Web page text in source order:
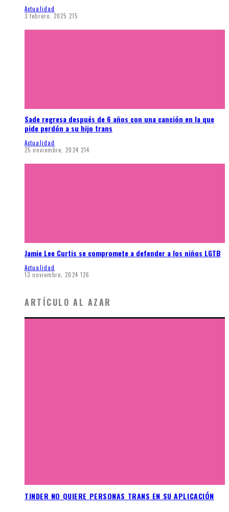
Actualidad
3 febrero, 2025 215
Sade regresa después de 6 años con una canción en la que
pide perdón a su hijo trans
Actualidad
25 noviembre, 2024 214
Jamie Lee Curtis se compromete a defender a los niños LGTB
Actualidad
13 noviembre, 2024 126
ARTÍCULO AL AZAR
TINDER NO QUIERE PERSONAS TRANS EN SU APLICACIÓN